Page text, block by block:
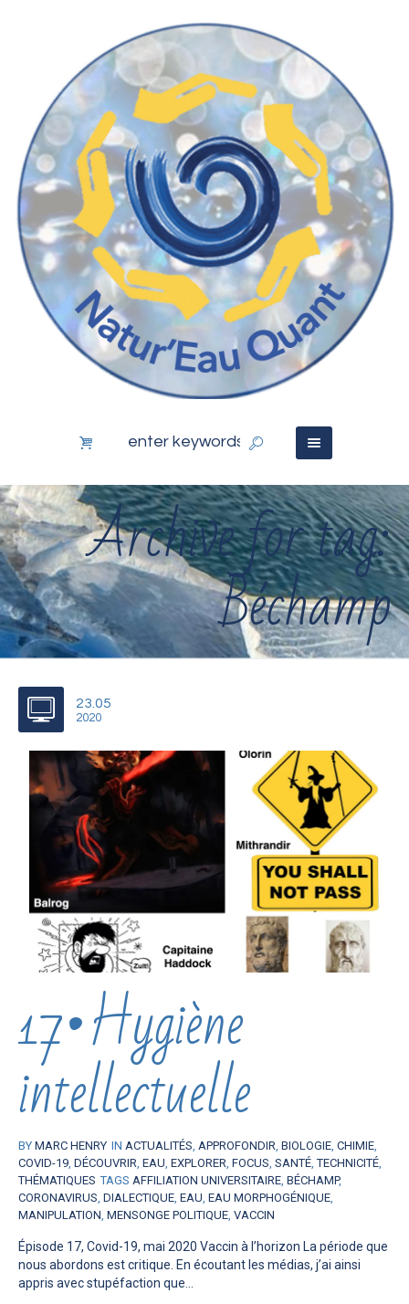
Archive for tag:
Béchamp
23.05
2020
17•Hygiène
intellectuelle
BY MARC HENRY IN ACTUALITÉS, APPROFONDIR, BIOLOGIE, CHIMIE,
COVID-19, DÉCOUVRIR, EAU, EXPLORER, FOCUS, SANTÉ,TECHNICITÉ,
THÉMATIQUES TAGS AFFILIATION UNIVERSITAIRE, BÉCHAMP,
CORONAVIRUS, DIALECTIQUE, EAU, EAU MORPHOGÉNIQUE,
MANIPULATION, MENSONGE POLITIQUE, VACCIN
Épisode 17, Covid-19, mai 2020 Vaccin à l’horizon La période que
nous abordons est critique. En écoutant les médias, j’ai ainsi
appris avec stupéfaction que...